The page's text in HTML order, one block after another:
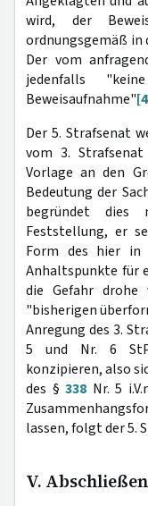
wird, der
ordnungsgemäß in
Der vom
jedenfalls
Beweisaufnahme"
Der 5. Strafsenat
vom 3. Strafsenat
Vorlage an den
Bedeutung der
begründet
Feststellung, er
Form des hier in
Anhaltspunkte für
die Gefahr
"bisherigen
Anregung des 3.
5 und Nr. 6
konzipieren, also
des § 338 Nr. 5
lassen, folgt der 5.
V.